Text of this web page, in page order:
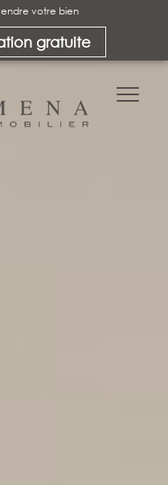
votre bien
gratuite